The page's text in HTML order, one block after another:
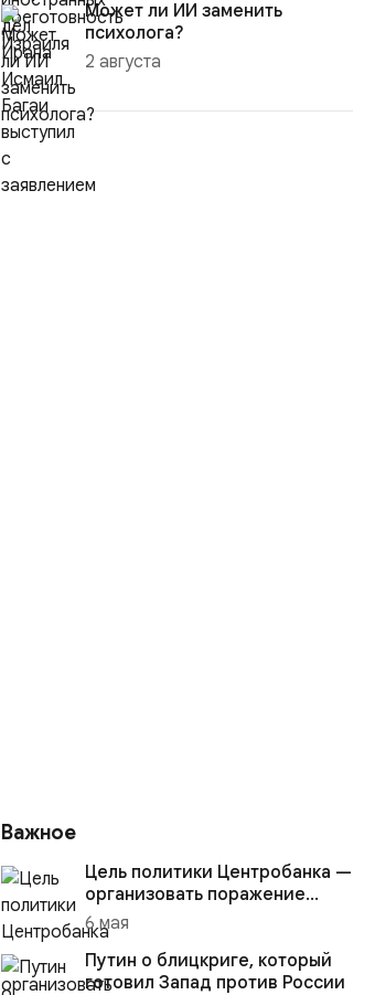
Может ли ИИ заменить
психолога?
2 августа
Важное
Цель политики Центробанка —
организовать поражение
России в вооружённом
конфликте с США
6 мая
Путин о блицкриге, который
готовил Запад против России